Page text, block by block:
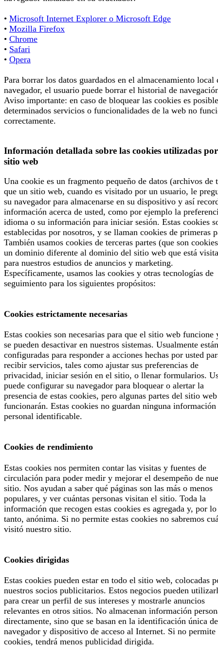
• Microsoft Internet Explorer o Microsoft Edge
• Mozilla Firefox
• Chrome
• Safari
• Opera
Para borrar los datos guardados en el almacenamiento local
navegador, el usuario puede borrar el historial de
Aviso importante: en caso de bloquear las cookies es
determinados servicios o funcionalidades de la web no
correctamente.
Información detallada sobre las cookies utilizadas por
sitio web
Una cookie es un fragmento pequeño de datos (archivos de
que un sitio web, cuando es visitado por un usuario, le
su navegador para almacenarse en su dispositivo y así
información acerca de usted, como por ejemplo la
idioma o su información para iniciar sesión. Estas cookies
establecidas por nosotros, y se llaman cookies de primeras
También usamos cookies de terceras partes (que son
un dominio diferente al dominio del sitio web que está
para nuestros estudios de anuncios y marketing.
Específicamente, usamos las cookies y otras tecnologías de
seguimiento para los siguientes propósitos:
Cookies estrictamente necesarias
Estas cookies son necesarias para que el sitio web funcione
se pueden desactivar en nuestros sistemas. Usualmente están
configuradas para responder a acciones hechas por usted
recibir servicios, tales como ajustar sus preferencias de
privacidad, iniciar sesión en el sitio, o llenar formularios.
puede configurar su navegador para bloquear o alertar la
presencia de estas cookies, pero algunas partes del sitio
funcionarán. Estas cookies no guardan ninguna información
personal identificable.
Cookies de rendimiento
Estas cookies nos permiten contar las visitas y fuentes de
circulación para poder medir y mejorar el desempeño de
sitio. Nos ayudan a saber qué páginas son las más o menos
populares, y ver cuántas personas visitan el sitio. Toda la
información que recogen estas cookies es agregada y, por lo
tanto, anónima. Si no permite estas cookies no sabremos
visitó nuestro sitio.
Cookies dirigidas
Estas cookies pueden estar en todo el sitio web, colocadas
nuestros socios publicitarios. Estos negocios pueden
para crear un perfil de sus intereses y mostrarle anuncios
relevantes en otros sitios. No almacenan información
directamente, sino que se basan en la identificación única
navegador y dispositivo de acceso al Internet. Si no permite
cookies, tendrá menos publicidad dirigida.